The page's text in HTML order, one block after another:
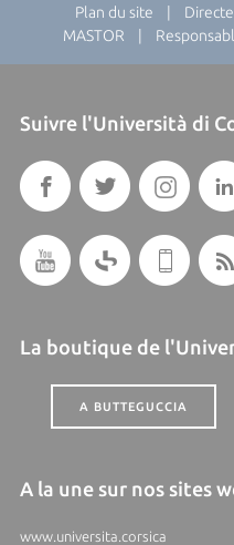
Plan du site |
MASTOR |
Suivre l'Università di
La boutique de
A BUTTEGUCCIA
A la une sur nos sites
www.universita.corsica